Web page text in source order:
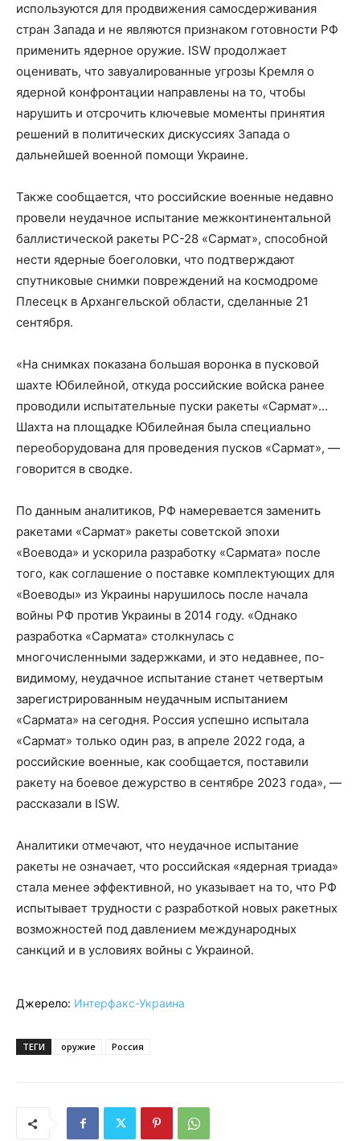
используются для продвижения самосдерживания
стран Запада и не являются признаком готовности РФ
применить ядерное оружие. ISW продолжает
оценивать, что завуалированные угрозы Кремля о
ядерной конфронтации направлены на то, чтобы
нарушить и отсрочить ключевые моменты принятия
решений в политических дискуссиях Запада о
дальнейшей военной помощи Украине.
Также сообщается, что российские военные недавно
провели неудачное испытание межконтинентальной
баллистической ракеты РС-28 «Сармат», способной
нести ядерные боеголовки, что подтверждают
спутниковые снимки повреждений на космодроме
Плесецк в Архангельской области, сделанные 21
сентября.
«На снимках показана большая воронка в пусковой
шахте Юбилейной, откуда российские войска ранее
проводили испытательные пуски ракеты «Сармат»…
Шахта на площадке Юбилейная была специально
переоборудована для проведения пусков «Сармат», —
говорится в сводке.
По данным аналитиков, РФ намеревается заменить
ракетами «Сармат» ракеты советской эпохи
«Воевода» и ускорила разработку «Сармата» после
того, как соглашение о поставке комплектующих для
«Воеводы» из Украины нарушилось после начала
войны РФ против Украины в 2014 году. «Однако
разработка «Сармата» столкнулась с
многочисленными задержками, и это недавнее, по-
видимому, неудачное испытание станет четвертым
зарегистрированным неудачным испытанием
«Сармата» на сегодня. Россия успешно испытала
«Сармат» только один раз, в апреле 2022 года, а
российские военные, как сообщается, поставили
ракету на боевое дежурство в сентябре 2023 года», —
рассказали в ISW.
Аналитики отмечают, что неудачное испытание
ракеты не означает, что российская «ядерная триада»
стала менее эффективной, но указывает на то, что РФ
испытывает трудности с разработкой новых ракетных
возможностей под давлением международных
санкций и в условиях войны с Украиной.
Джерело: Интерфакс-Украина
ТЕГИ оружие Россия